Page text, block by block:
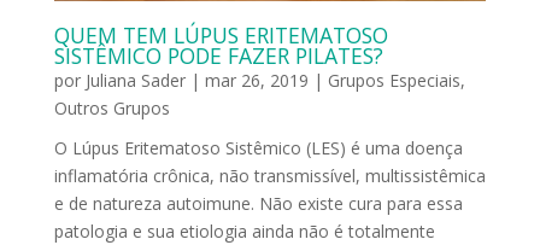
QUEM TEM LÚPUS ERITEMATOSO
SISTÊMICO PODE FAZER PILATES?
por Juliana Sader| mar 26, 2019 | Grupos Especiais,
Outros Grupos
O Lúpus Eritematoso Sistêmico (LES) é uma doença
inflamatória crônica, não transmissível, multissistêmica
e de natureza autoimune. Não existe cura para essa
patologia e sua etiologia ainda não é totalmente